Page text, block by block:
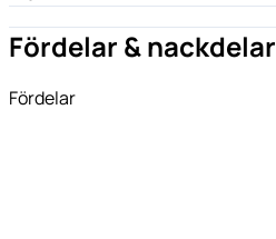
Fördelar & nackdelar
Fördelar